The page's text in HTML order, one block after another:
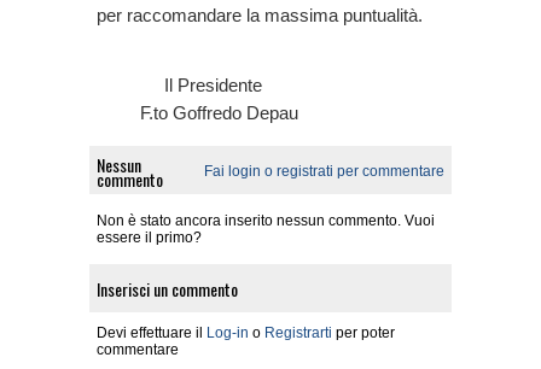
per raccomandare la massima puntualità.
Il Presidente
F.to Goffredo Depau
Nessun
commento Fai login o registrati per commentare
Non è stato ancora inserito nessun commento. Vuoi
essere il primo?
Inserisci un commento
Devi effettuare il Log-in o Registrarti per poter
commentare